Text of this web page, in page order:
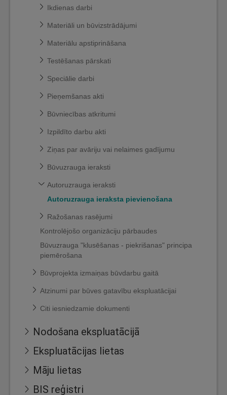
Ikdienas darbi
Materiāli un būvizstrādājumi
Materiālu apstiprināšana
Testēšanas pārskati
Speciālie darbi
Pieņemšanas akti
Būvniecības atkritumi
Izpildīto darbu akti
Ziņas par avāriju vai nelaimes gadījumu
Būvuzrauga ieraksti
Autoruzrauga ieraksti
Autoruzrauga ieraksta pievienošana
Ražošanas rasējumi
Kontrolējošo organizāciju pārbaudes
Būvuzrauga "klusēšanas - piekrišanas" principa
piemērošana
Būvprojekta izmaiņas būvdarbu gaitā
Atzinumi par būves gatavību ekspluatācijai
Citi iesniedzamie dokumenti
Nodošana ekspluatācijā
Ekspluatācijas lietas
Māju lietas
BIS reģistri